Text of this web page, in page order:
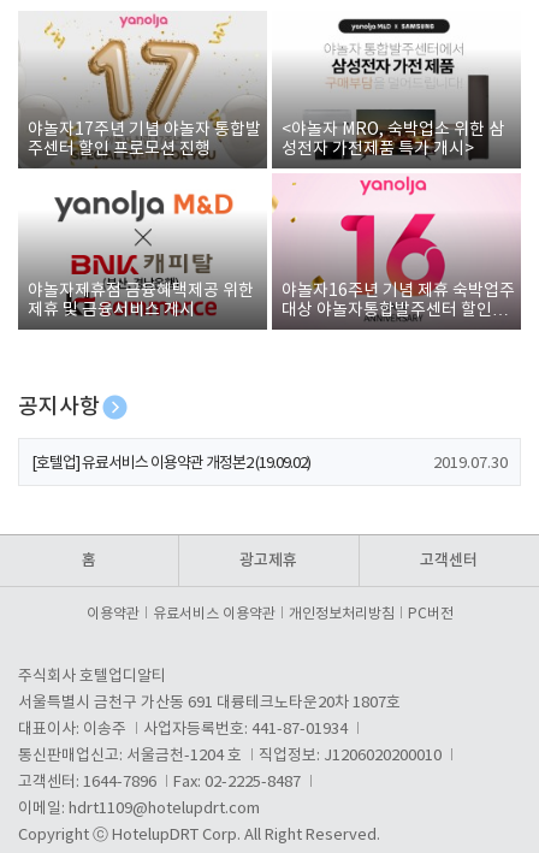
야놀자17주년 기념 야놀자 통합발
주센터 할인 프로모션 진행
<야놀자 MRO, 숙박업소 위한 삼
성전자 가전제품 특가 개시>
야놀자제휴점 금융혜택제공 위한
제휴 및 금융서비스 게시
야놀자16주년 기념 제휴 숙박업주
대상 야놀자통합발주센터 할인쿠
폰 증정
공지사항
[호텔업] 개인정보 처리방침 개정본1 (19.09.02)
[호텔업] 유료서비스 이용약관 개정본2 (19.09.02) 2019.07.30
홈 광고제휴 고객센터
이용약관 유료서비스 이용약관 개인정보처리방침 PC버전
주식회사 호텔업디알티
서울특별시 금천구 가산동 691 대륭테크노타운20차 1807호
대표이사: 이송주
사업자등록번호: 441-87-01934
통신판매업신고: 서울금천-1204 호
직업정보: J1206020200010
고객센터: 1644-7896
Fax: 02-2225-8487
이메일: hdrt1109@hotelupdrt.com
Copyright ⓒ HotelupDRT Corp. All Right Reserved.